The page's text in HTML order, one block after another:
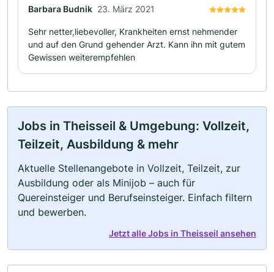
Barbara Budnik 23. März 2021
Sehr netter,liebevoller, Krankheiten ernst nehmender
und auf den Grund gehender Arzt. Kann ihn mit gutem
Gewissen weiterempfehlen
Jobs in Theisseil & Umgebung: Vollzeit,
Teilzeit, Ausbildung & mehr
Aktuelle Stellenangebote in Vollzeit, Teilzeit, zur
Ausbildung oder als Minijob – auch für
Quereinsteiger und Berufseinsteiger. Einfach filtern
und bewerben.
Jetzt alle Jobs in Theisseil ansehen